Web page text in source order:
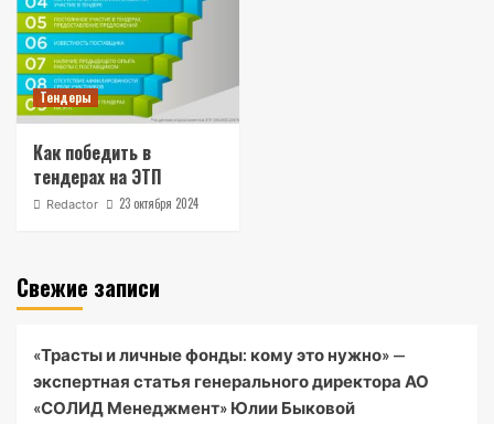
Тендеры
Как победить в
тендерах на ЭТП
Redactor 23 октября 2024
Свежие записи
«Трасты и личные фонды: кому это нужно» —
экспертная статья генерального директора АО
«СОЛИД Менеджмент» Юлии Быковой